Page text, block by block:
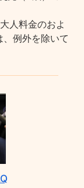
人料金のおよ
例外を除いて